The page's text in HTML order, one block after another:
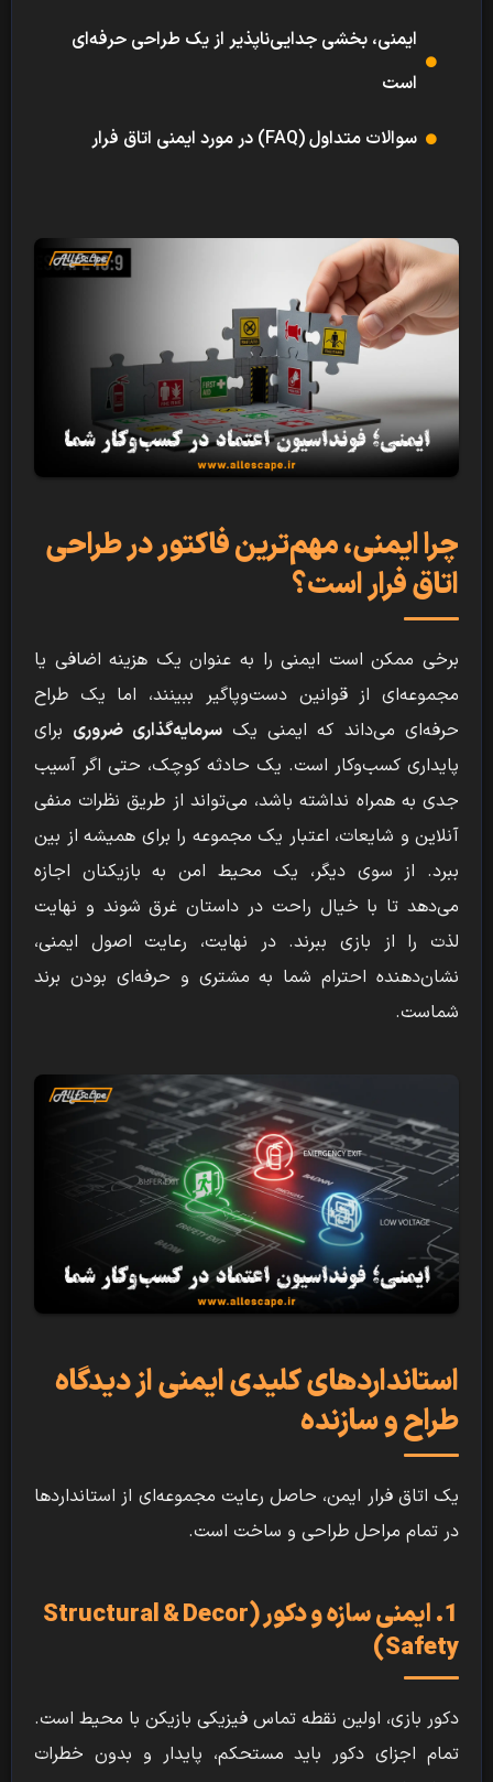
ایمنی، بخشی جدایی‌ناپذیر از یک طراحی حرفه‌ای
است
سوالات متداول (FAQ) در مورد ایمنی اتاق فرار
چرا ایمنی، مهم‌ترین فاکتور در طراحی
اتاق فرار است؟
برخی ممکن است ایمنی را به عنوان یک هزینه اضافی یا
مجموعه‌ای از قوانین دست‌وپاگیر ببینند، اما یک طراح
حرفه‌ای می‌داند که ایمنی یک سرمایه‌گذاری ضروریبرای
پایداری کسب‌وکار است. یک حادثه کوچک، حتی اگر آسیب
جدی به همراه نداشته باشد، می‌تواند از طریق نظرات منفی
آنلاین و شایعات، اعتبار یک مجموعه را برای همیشه از بین
ببرد. از سوی دیگر، یک محیط امن به بازیکنان اجازه
می‌دهد تا با خیال راحت در داستان غرق شوند و نهایت
لذت را از بازی ببرند. در نهایت، رعایت اصول ایمنی،
نشان‌دهنده احترام شما به مشتری و حرفه‌ای بودن برند
شماست.
استانداردهای کلیدی ایمنی از دیدگاه
طراح و سازنده
یک اتاق فرار ایمن، حاصل رعایت مجموعه‌ای از استانداردها
در تمام مراحل طراحی و ساخت است.
1. ایمنی سازه و دکور (Structural & Decor
Safety)
دکور بازی، اولین نقطه تماس فیزیکی بازیکن با محیط است.
تمام اجزای دکور باید مستحکم، پایدار و بدون خطرات